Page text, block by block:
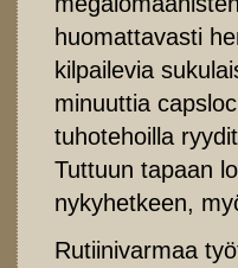
huomattavasti
kilpailevia
minuuttia
tuhotehoilla
Tuttuun tapaan
nykyhetkeen,
Rutiinivarmaa